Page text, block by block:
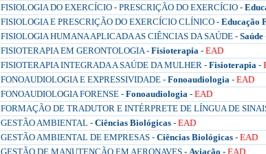
FISIOLOGIA DO EXERCÍCIO - PRESCRIÇÃO DO EXERCÍCIO -
FISIOLOGIA E PRESCRIÇÃO DO EXERCÍCIO CLÍNICO - Educação
FISIOLOGIA HUMANA APLICADA AS CIÊNCIAS DA SAÚDE - Saúde
FISIOTERAPIA EM GERONTOLOGIA - Fisioterapia - EAD
FISIOTERAPIA INTEGRADA A SAÚDE DA MULHER - Fisioterapia -
FONOAUDIOLOGIA E EXPRESSIVIDADE - Fonoaudiologia - EAD
FONOAUDIOLOGIA FORENSE - Fonoaudiologia - EAD
FORMAÇÃO DE TRADUTOR E INTÉRPRETE DE LÍNGUA DE
GESTÃO AMBIENTAL - Ciências Biológicas- EAD
GESTÃO AMBIENTAL DE EMPRESAS - Ciências Biológicas- EAD
GESTÃO DE MANUTENÇÃO EM AERONAVES - Aviação - EAD